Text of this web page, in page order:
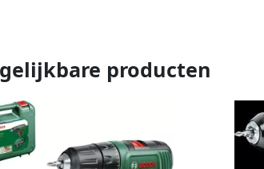
producten